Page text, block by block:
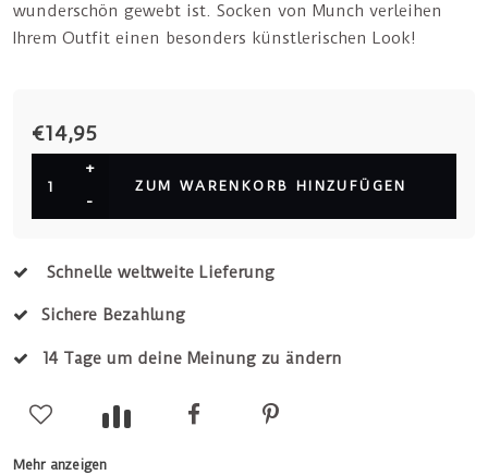
wunderschön gewebt ist. Socken von Munch verleihen
Ihrem Outfit einen besonders künstlerischen Look!
€14,95
+
-
ZUM WARENKORB HINZUFÜGEN
Schnelle weltweite Lieferung
Sichere Bezahlung
14 Tage um deine Meinung zu ändern
Mehr anzeigen